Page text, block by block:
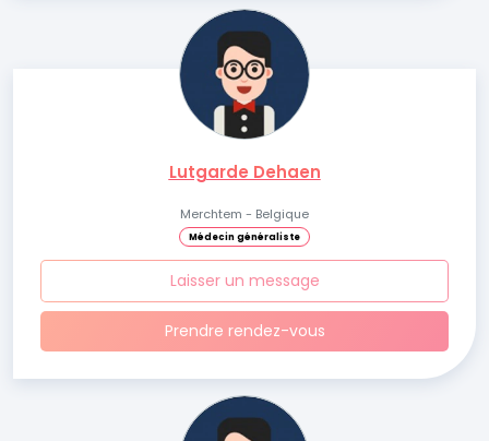
Lutgarde Dehaen
Merchtem - Belgique
Médecin généraliste
Laisser un message
Prendre rendez-vous